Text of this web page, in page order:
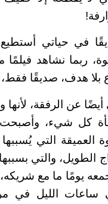
في حياتي
ربما نشاهد فيلمًا
بلا هدف، صديقًا فقط،
عن الرفقة، لأنها
كل شيء، وأصبحت
العميقة التي
الطويل، والتي
يومًا ما مع شريكه،
ساعات الليل في